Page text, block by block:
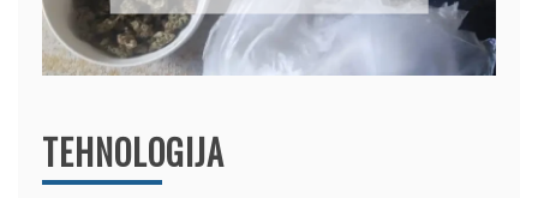
12. februar 2025.
TEHNOLOGIJA